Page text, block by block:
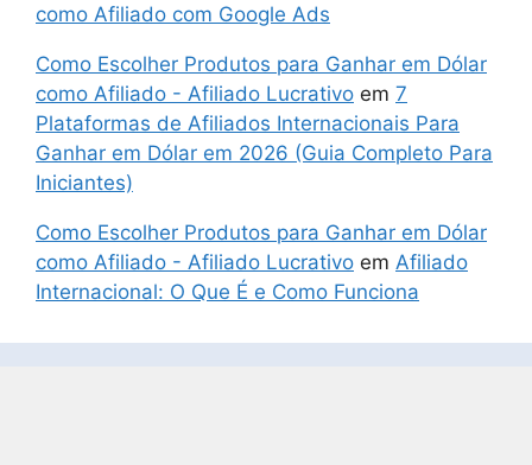
como Afiliado com Google Ads
Como Escolher Produtos para Ganhar em Dólar
como Afiliado - Afiliado Lucrativo em 7
Plataformas de Afiliados Internacionais Para
Ganhar em Dólar em 2026 (Guia Completo Para
Iniciantes)
Como Escolher Produtos para Ganhar em Dólar
como Afiliado - Afiliado Lucrativo em Afiliado
Internacional: O Que É e Como Funciona